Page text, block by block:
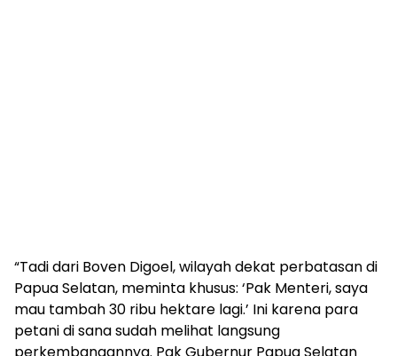
“Tadi dari Boven Digoel, wilayah dekat perbatasan di
Papua Selatan, meminta khusus: ‘Pak Menteri, saya
mau tambah 30 ribu hektare lagi.’ Ini karena para
petani di sana sudah melihat langsung